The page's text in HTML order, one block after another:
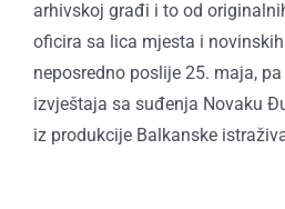
arhivskoj građi i to od
oficira sa lica mjesta i
neposredno poslije 25. maja,
izvještaja sa suđenja Novaku
iz produkcije Balkanske